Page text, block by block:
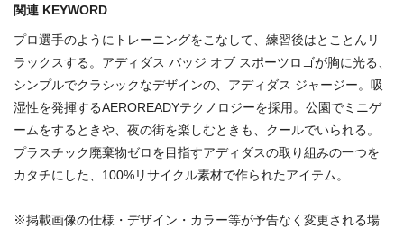
関連 KEYWORD
プロ選手のようにトレーニングをこなして、練習後はとことんリ
ラックスする。アディダス バッジ オブ スポーツロゴが胸に光る、
シンプルでクラシックなデザインの、アディダス ジャージー。吸
湿性を発揮するAEROREADYテクノロジーを採用。公園でミニゲ
ームをするときや、夜の街を楽しむときも、クールでいられる。
プラスチック廃棄物ゼロを目指すアディダスの取り組みの一つを
カタチにした、100%リサイクル素材で作られたアイテム。
※掲載画像の仕様・デザイン・カラー等が予告なく変更される場